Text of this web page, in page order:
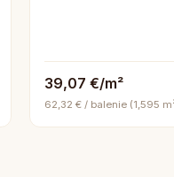
39,07 €/m²
62,32 € / balenie (1,595